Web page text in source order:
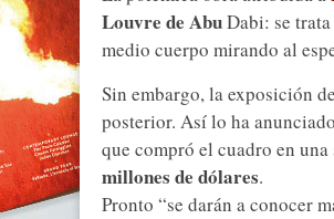
Louvre de AbuDabi: se
medio cuerpo mirando al
Sin embargo, la exposición
posterior. Así lo ha
que compró el cuadro en
millones de dólares.
Pronto “se darán a conocer